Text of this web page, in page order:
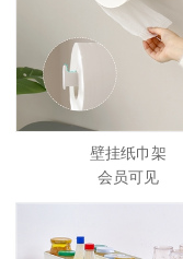
壁挂纸巾架
会员可见